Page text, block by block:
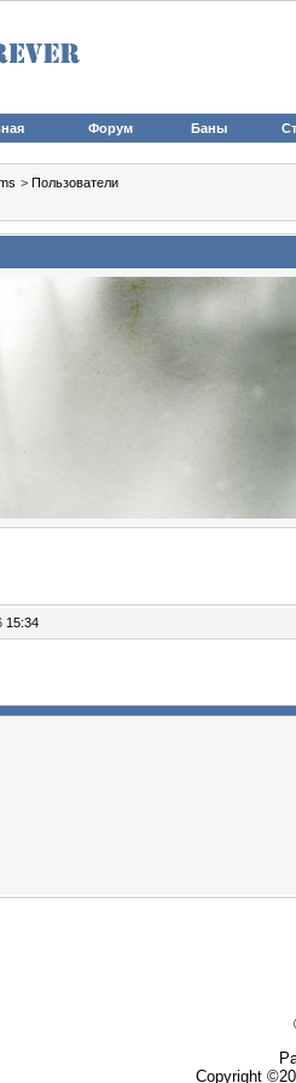
Форум Баны
> Пользователи
15:34
Copyright